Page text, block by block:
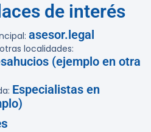
de interés
asesor.legal
localidades:
(ejemplo en otra
Especialistas en